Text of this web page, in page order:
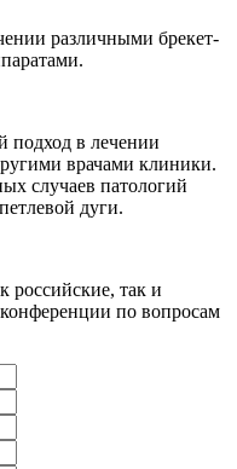
различными брекет-
подход в лечении
врачами клиники.
случаев патологий
дуги.
российские, так и
по вопросам